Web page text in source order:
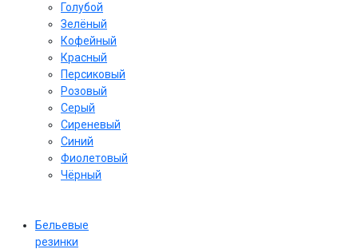
Голубой
Зелёный
Кофейный
Красный
Персиковый
Розовый
Серый
Сиреневый
Cиний
Фиолетовый
Чёрный
Бельевые
резинки